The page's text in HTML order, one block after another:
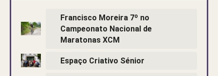
Francisco Moreira 7º no
Campeonato Nacional de
Maratonas XCM
Espaço Criativo Sénior